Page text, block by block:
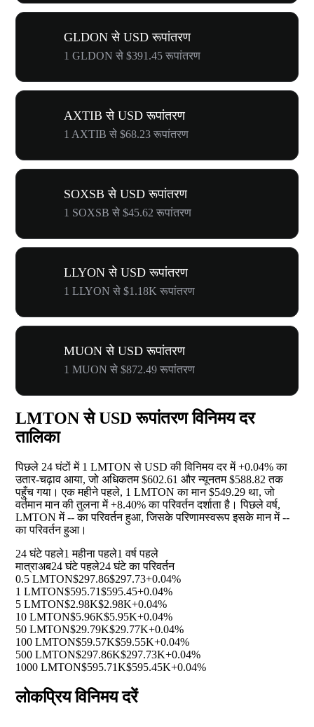
GLDON से USD रूपांतरण
1 GLDON से $391.45 रूपांतरण
AXTIB से USD रूपांतरण
1 AXTIB से $68.23 रूपांतरण
SOXSB से USD रूपांतरण
1 SOXSB से $45.62 रूपांतरण
LLYON से USD रूपांतरण
1 LLYON से $1.18K रूपांतरण
MUON से USD रूपांतरण
1 MUON से $872.49 रूपांतरण
LMTON से USD रूपांतरण विनिमय दर
तालिका
पिछले 24 घंटों में 1 LMTON से USD की विनिमय दर में+0.04%का
उतार-चढ़ाव आया, जो अधिकतम $602.61 और न्यूनतम $588.82 तक
पहुँच गया। एक महीने पहले, 1 LMTON का मान $549.29 था, जो
वर्तमान मान की तुलना में+8.40%का परिवर्तन दर्शाता है। पिछले वर्ष,
LMTON में--का परिवर्तन हुआ, जिसके परिणामस्वरूप इसके मान में--
का परिवर्तन हुआ।
24 घंटे पहले1 महीना पहले1 वर्ष पहले
मात्राअब24 घंटे पहले24 घंटे का परिवर्तन
0.5 LMTON$297.86$297.73+0.04%
1 LMTON$595.71$595.45+0.04%
5 LMTON$2.98K$2.98K+0.04%
10 LMTON$5.96K$5.95K+0.04%
50 LMTON$29.79K$29.77K+0.04%
100 LMTON$59.57K$59.55K+0.04%
500 LMTON$297.86K$297.73K+0.04%
1000 LMTON$595.71K$595.45K+0.04%
लोकप्रिय विनिमय दरें